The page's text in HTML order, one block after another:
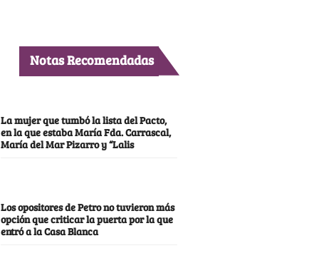
Notas Recomendadas
La mujer que tumbó la lista del Pacto,
en la que estaba María Fda. Carrascal,
María del Mar Pizarro y “Lalis
Los opositores de Petro no tuvieron más
opción que criticar la puerta por la que
entró a la Casa Blanca